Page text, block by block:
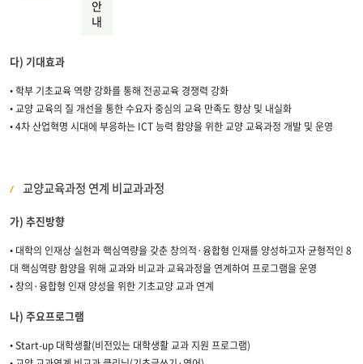
안
내
다) 기대효과
• 학부 기초교육 역량 강화를 통해 전공교육 경쟁력 강화
• 교양 교육의 질 개선을 통한 수요자 중심의 교육 만족도 향상 및 내실화
• 4차 산업혁명 시대에 부응하는 ICT 능력 함양을 위한 교양 교육과정 개발 및 운영
교양교육과정 연계 비교과과정
가) 추진방향
• 대학의 인재상 실현과 핵심역량을 갖춘 창의적·융합형 인재를 양성하고자 균형적인 8
대 핵심역량 함양을 위해 교과와 비교과 교육과정을 연계하여 프로그램을 운영
• 창의·융합형 인재 양성을 위한 기초교양 교과 연계
나) 주요프로그램
• Start-up 대학생활(비전있는 대학생활 교과 지원 프로그램)